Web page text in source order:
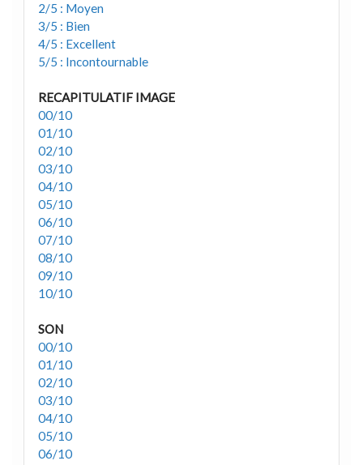
2/5 : Moyen
3/5 : Bien
4/5 : Excellent
5/5 : Incontournable
RECAPITULATIF IMAGE
00/10
01/10
02/10
03/10
04/10
05/10
06/10
07/10
08/10
09/10
10/10
SON
00/10
01/10
02/10
03/10
04/10
05/10
06/10